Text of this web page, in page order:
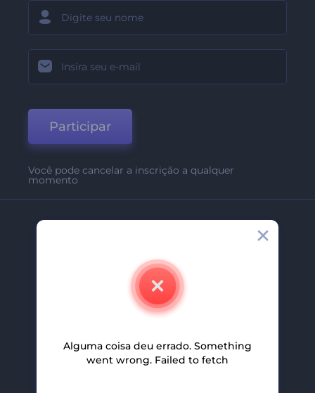
Participar
Você pode cancelar a inscrição a qualquer
momento
Contate-Nos
Carreiras
Programa De Afiliados
Alguma coisa deu errado. Something
went wrong. Failed to fetch